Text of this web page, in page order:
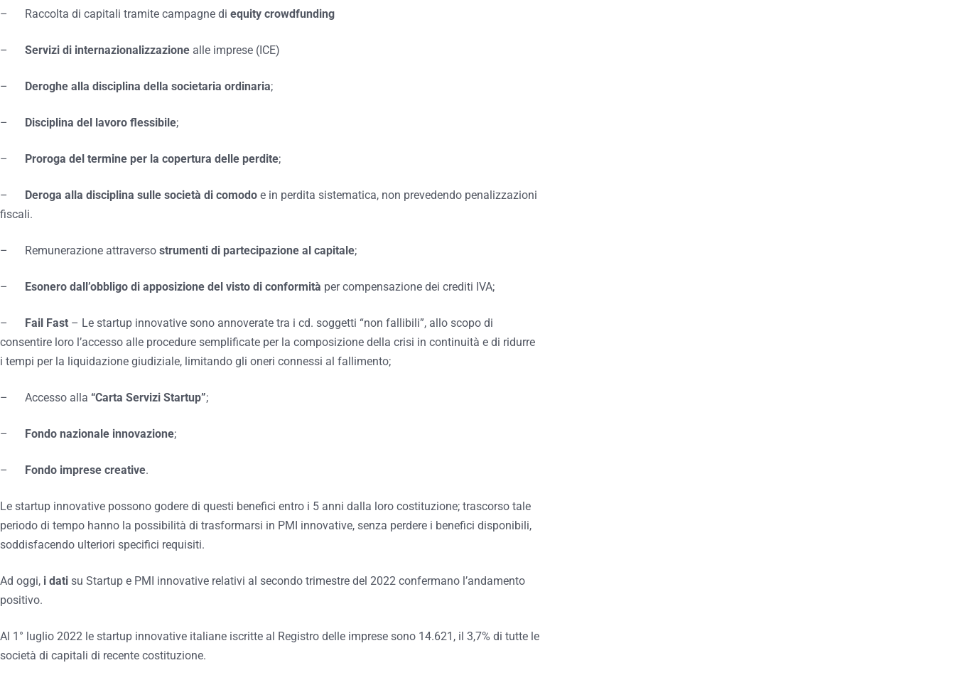
– Raccolta di capitali tramite campagne di equity crowdfunding
– Servizi di internazionalizzazione alle imprese (ICE)
– Deroghe alla disciplina della societaria ordinaria;
– Disciplina del lavoro flessibile;
– Proroga del termine per la copertura delle perdite;
– Deroga alla disciplina sulle società di comodo e in perdita sistematica, non prevedendo penalizzazioni
fiscali.
– Remunerazione attraverso strumenti di partecipazione al capitale;
– Esonero dall’obbligo di apposizione del visto di conformità per compensazione dei crediti IVA;
– Fail Fast – Le startup innovative sono annoverate tra i cd. soggetti “non fallibili”, allo scopo di
consentire loro l’accesso alle procedure semplificate per la composizione della crisi in continuità e di ridurre
i tempi per la liquidazione giudiziale, limitando gli oneri connessi al fallimento;
– Accesso alla “Carta Servizi Startup”;
– Fondo nazionale innovazione;
– Fondo imprese creative.
Le startup innovative possono godere di questi benefici entro i 5 anni dalla loro costituzione; trascorso tale
periodo di tempo hanno la possibilità di trasformarsi in PMI innovative, senza perdere i benefici disponibili,
soddisfacendo ulteriori specifici requisiti.
Ad oggi, i dati su Startup e PMI innovative relativi al secondo trimestre del 2022 confermano l’andamento
positivo.
Al 1° luglio 2022 le startup innovative italiane iscritte al Registro delle imprese sono 14.621, il 3,7% di tutte le
società di capitali di recente costituzione.